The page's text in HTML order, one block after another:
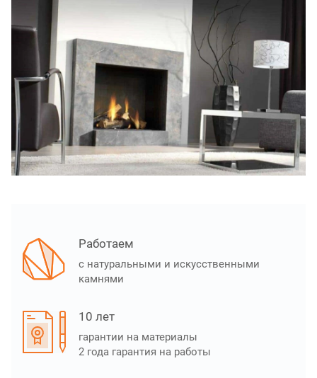
Работаем
с натуральными и искусственными
камнями
10 лет
гарантии на материалы
2 года гарантия на работы